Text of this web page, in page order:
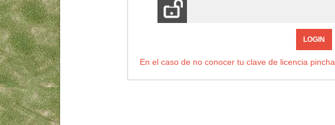
LOGIN
En el caso de no conocer tu clave de licencia pincha